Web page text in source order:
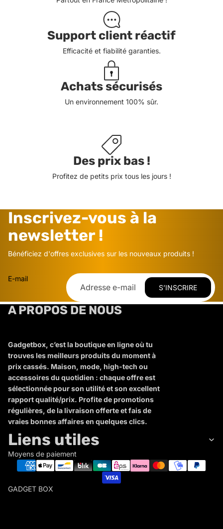
Support client réactif
Efficacité et fiabilité garanties.
Achats sécurisés
Un environnement 100% sûr.
Des prix bas !
Profitez de petits prix tous les jours !
Inscrivez-vous à la
newsletter !
Bénéficiez d'offres exclusives sur les nouveaux produits !
E-mail
S’INSCRIRE
A PROPOS DE NOUS
Gadgetbox, c’est la boutique en ligne où tu
trouves les meilleurs produits du moment à
prix cassés. Maison, mode, high-tech ou
accessoires du quotidien : chaque offre est
sélectionnée pour son utilité et son excellent
rapport qualité/prix. Profite de promotions
régulières, de la livraison offerte et fais de
vraies bonnes affaires en quelques clics.
Liens utiles
Moyens de paiement
GADGET BOX